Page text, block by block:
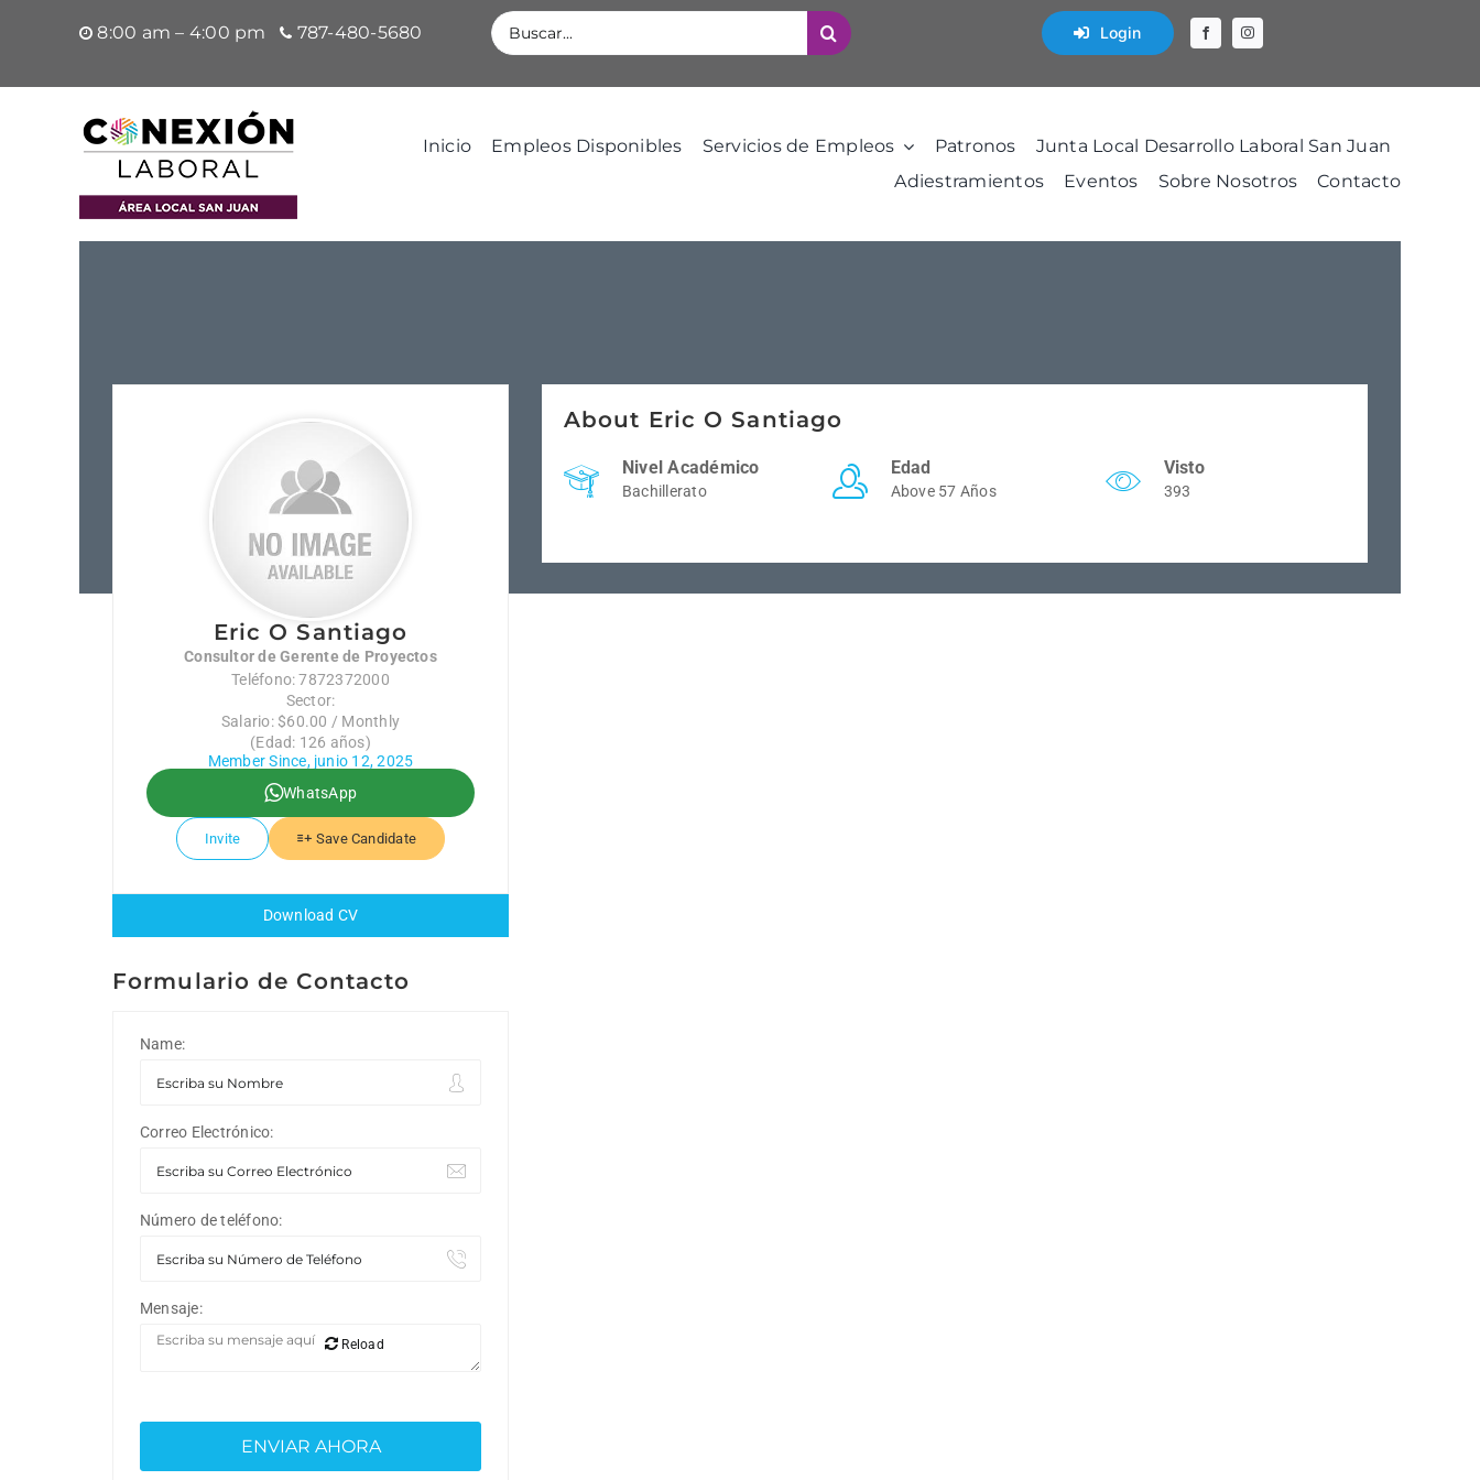
8:00 am – 4:00 pm 787-480-5680 Buscar: Login
Inicio Empleos Disponibles Servicios de Empleos Patronos
Junta Local Desarrollo Laboral San Juan
Adiestramientos
Eventos Sobre Nosotros Contacto
Eric O Santiago
Consultor de Gerente de Proyectos
Teléfono: 7872372000
Sector:
Salario: $60.00 / Monthly
(Edad: 126 años)
Member Since, junio 12, 2025
WhatsApp
Invite Save Candidate
Download CV
Formulario de Contacto
Name:
Correo Electrónico:
Número de teléfono:
Mensaje:
Reload
About Eric O Santiago
Nivel Académico
Bachillerato
Edad
Above 57 Años
Visto
393